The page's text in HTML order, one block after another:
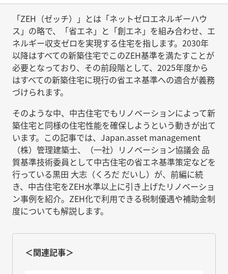
「ZEH（ゼッチ）」とは「ネットゼロエネルギーハウ
ス」の略で、「省エネ」と「創エネ」を組み合わせ、エ
ネルギー収支ゼロを実現する住宅を指します。2030年
以降はすべての新築住宅でこのZEH基準を満たすことが
必要となっており、その前段階として、2025年度から
はすべての新築住宅に現行の省エネ基準への適合が義務
づけられます。
そのような中、中古住宅でもリノベーションによって新
築住宅と同様の住宅性能を確保しようという動きが出て
います。この記事では、Japan.asset management
（株）管理建築士、（一社）リノベーション協議会 品
質基準技術委員として中古住宅の省エネ基準策定などを
行っている黒田 大志（くろだ だいし）が、前編に続
き、中古住宅をZEH水準以上に引き上げたリノベーショ
ン事例を紹介。ZEH化で利用できる税制優遇や補助金制
度についても解説します。
＜関連記事＞